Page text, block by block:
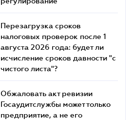
Перезагрузка сроков
налоговых проверок после 1
августа 2026 года: будет ли
исчисление сроков давности "с
чистого листа"?
Обжаловать акт ревизии
Госаудитслужбы может только
предприятие, а не его